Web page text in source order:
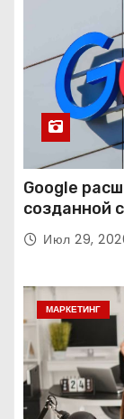
Google
созданной
интеллекта
Июл 29,
МАРКЕТИНГ